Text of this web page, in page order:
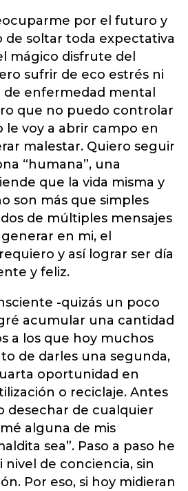
por el futuro y
de soltar toda expectativa
mágico disfrute del
sufrir de eco estrés ni
enfermedad mental
que no puedo controlar
le voy a abrir campo en
malestar. Quiero seguir
“humana”, una
que la vida misma y
son más que simples
de múltiples mensajes
en mi, el
y así lograr ser día
y feliz.
-quizás un poco
acumular una cantidad
a los que hoy muchos
de darles una segunda,
oportunidad en
o reciclaje. Antes
desechar de cualquier
alguna de mis
sea”. Paso a paso he
nivel de conciencia, sin
Por eso, si hoy midieran